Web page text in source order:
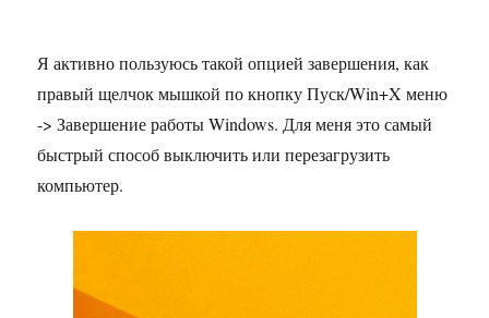
Я активно пользуюсь такой опцией завершения, как
правый щелчок мышкой по кнопку Пуск/Win+X меню
-> Завершение работы Windows. Для меня это самый
быстрый способ выключить или перезагрузить
компьютер.